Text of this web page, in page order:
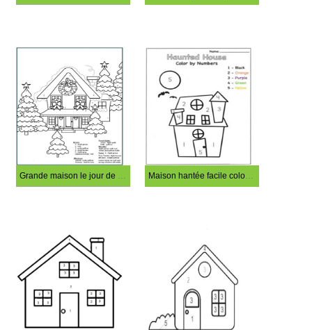
Grande maison le jour de Noël coloriage magique Maison hantée facile coloriage magique